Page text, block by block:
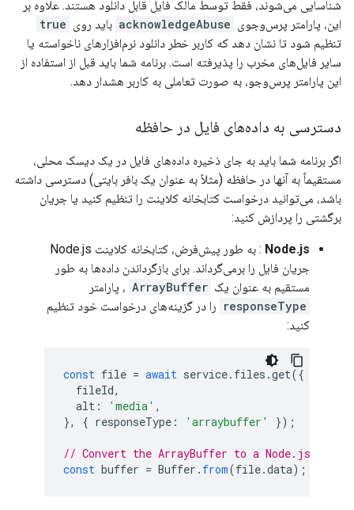
شناسایی می‌شوند، فقط توسط مالک فایل قابل دانلود هستند. علاوه بر
این، پارامتر پرس‌وجوی acknowledgeAbuse باید روی true
تنظیم شود تا نشان دهد که کاربر خطر دانلود نرم‌افزارهای ناخواسته یا
سایر فایل‌های مخرب را پذیرفته است. برنامه شما باید قبل از استفاده از
این پارامتر پرس‌وجو، به صورت تعاملی به کاربر هشدار دهد.
دسترسی به داده‌های فایل در حافظه
اگر برنامه شما باید به جای ذخیره داده‌های فایل در یک دیسک محلی،
مستقیماً به آنها در حافظه (مثلاً به عنوان یک بافر بایتی) دسترسی داشته
باشد، می‌توانید درخواست کتابخانه کلاینت را تنظیم کنید یا جریان
برگشتی را پردازش کنید:
Node.js
: به طور پیش‌فرض، کتابخانه کلاینت Node.js
جریان فایل را برمی‌گرداند. برای بازگرداندن داده‌ها به طور
مستقیم به عنوان یک ArrayBuffer ، پارامتر
responseType را در گزینه‌های درخواست خود تنظیم
کنید:
const file = await service. files .get({
fileId,
alt : 'media' ,
},
{ responseType : 'arraybuffer' });
// Convert the ArrayBuffer to a Node.js
const buffer = Buffer . from(file.data);